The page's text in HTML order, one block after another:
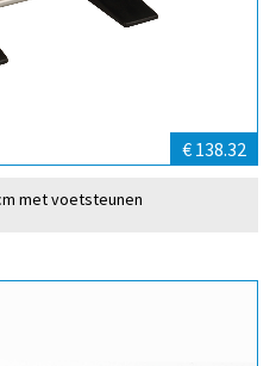
€ 138.32
met voetsteunen